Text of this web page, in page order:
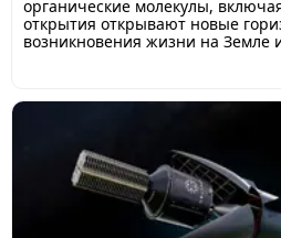
органические молекулы,
открытия открывают новые
возникновения жизни на Земле